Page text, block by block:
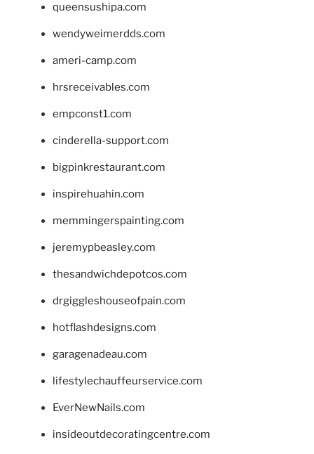
queensushipa.com
wendyweimerdds.com
ameri-camp.com
hrsreceivables.com
empconst1.com
cinderella-support.com
bigpinkrestaurant.com
inspirehuahin.com
memmingerspainting.com
jeremypbeasley.com
thesandwichdepotcos.com
drgiggleshouseofpain.com
hotflashdesigns.com
garagenadeau.com
lifestylechauffeurservice.com
EverNewNails.com
insideoutdecoratingcentre.com